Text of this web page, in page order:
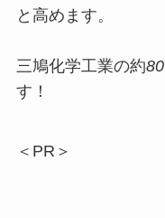
と高めます。
三鳩化学工業の約80
す！
＜PR＞